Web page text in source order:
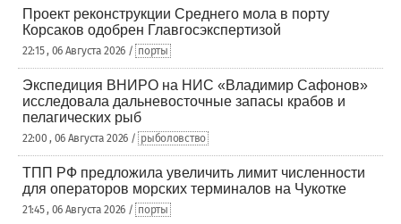
Проект реконструкции Среднего мола в порту
Корсаков одобрен Главгосэкспертизой
22:15 , 06 Августа 2026 / порты
Экспедиция ВНИРО на НИС «Владимир Сафонов»
исследовала дальневосточные запасы крабов и
пелагических рыб
22:00 , 06 Августа 2026 / рыболовство
ТПП РФ предложила увеличить лимит численности
для операторов морских терминалов на Чукотке
21:45 , 06 Августа 2026 / порты